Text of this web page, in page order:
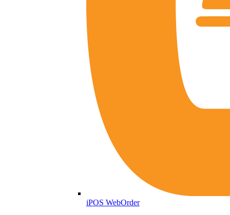
iPOS WebOrder